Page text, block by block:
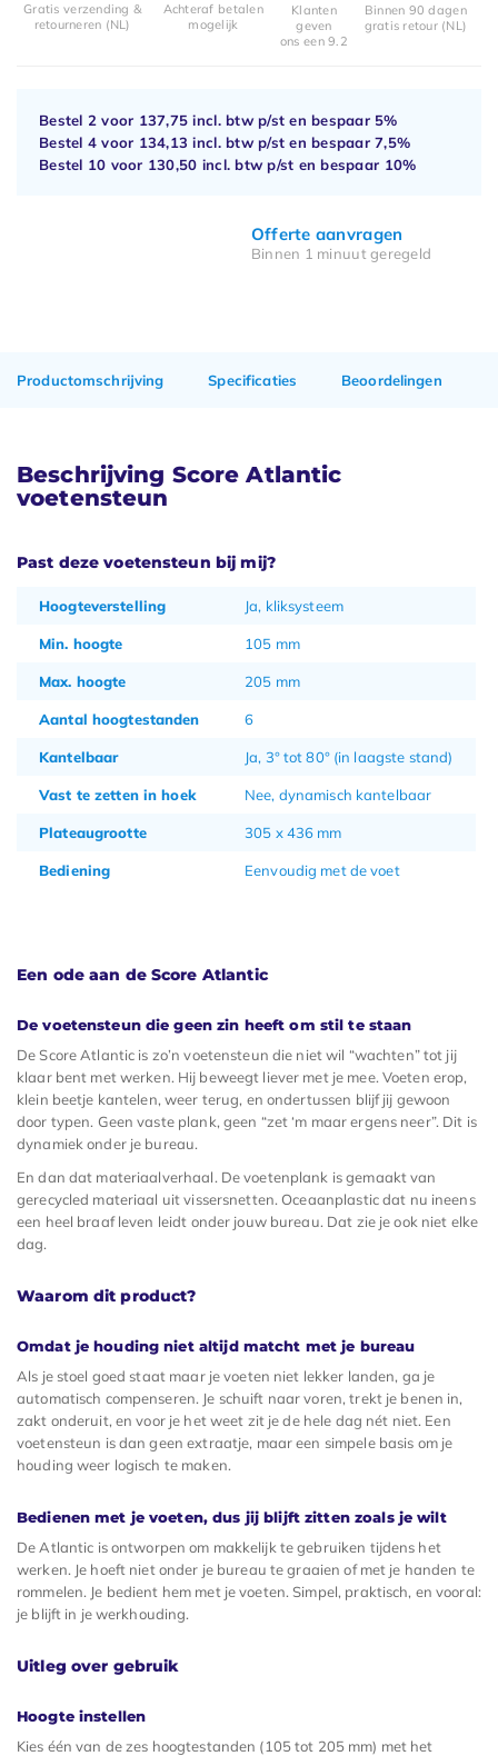
Gratis verzending &
retourneren (NL)
Achteraf betalen
mogelijk
Klanten
geven
ons een 9.2
Binnen 90 dagen
gratis retour (NL)
Bestel 2 voor 137,75 incl. btw p/st en bespaar 5%
Bestel 4 voor 134,13 incl. btw p/st en bespaar7,5%
Bestel 10 voor 130,50 incl. btw p/st en bespaar 10%
Offerte aanvragen
Binnen 1 minuut geregeld
Productomschrijving Specificaties Beoordelingen
Beschrijving Score Atlantic
voetensteun
Past deze voetensteun bij mij?
Hoogteverstelling Ja, kliksysteem
Min. hoogte 105 mm
Max. hoogte 205 mm
Aantal hoogtestanden 6
Kantelbaar Ja, 3° tot 80° (in laagste stand)
Vast te zetten in hoek Nee, dynamisch kantelbaar
Plateaugrootte 305 x 436 mm
Bediening Eenvoudig met de voet
Een ode aan de Score Atlantic
De voetensteun die geen zin heeft om stil te staan
De Score Atlantic is zo’n voetensteun die niet wil “wachten” tot jij
klaar bent met werken. Hij beweegt liever met je mee. Voeten erop,
klein beetje kantelen, weer terug, en ondertussen blijf jij gewoon
door typen. Geen vaste plank, geen “zet ‘m maar ergens neer”. Dit is
dynamiek onder je bureau.
En dan dat materiaalverhaal. De voetenplank is gemaakt van
gerecycled materiaal uit vissersnetten. Oceaanplastic dat nu ineens
een heel braaf leven leidt onder jouw bureau. Dat zie je ook niet elke
dag.
Waarom dit product?
Omdat je houding niet altijd matcht met je bureau
Als je stoel goed staat maar je voeten niet lekker landen, ga je
automatisch compenseren. Je schuift naar voren, trekt je benen in,
zakt onderuit, en voor je het weet zit je de hele dag nét niet. Een
voetensteun is dan geen extraatje, maar een simpele basis om je
houding weer logisch te maken.
Bedienen met je voeten, dus jij blijft zitten zoals je wilt
De Atlantic is ontworpen om makkelijk te gebruiken tijdens het
werken. Je hoeft niet onder je bureau te graaien of met je handen te
rommelen. Je bedient hem met je voeten. Simpel, praktisch, en vooral:
je blijft in je werkhouding.
Uitleg over gebruik
Hoogte instellen
Kies één van de zes hoogtestanden (105 tot 205 mm) met het